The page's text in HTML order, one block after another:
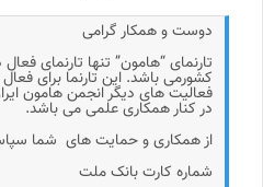
دوست و همکار گرامی
تارنمای “هامون” تنها تارنمای
کشورمی باشد. این تارنما برای
فعالیت های دیگر انجمن هامون
در کنار همکاری علمی می باشد.
از همکاری و حمایت های شما
شماره کارت بانک ملت